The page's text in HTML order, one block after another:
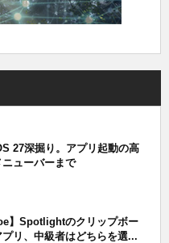
27深掘り。アプリ起動の高
ューバーまで
】Spotlightのクリップボー
プリ、中級者はどちらを選...